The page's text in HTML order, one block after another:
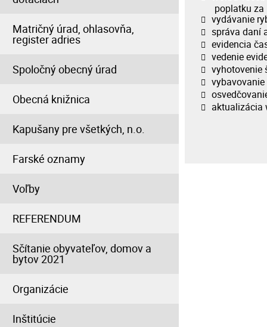
Matričný úrad, ohlasovňa,
register adries
Spoločný obecný úrad
Obecná knižnica
Kapušany pre všetkých, n.o.
Farské oznamy
Voľby
REFERENDUM
Sčítanie obyvateľov, domov a
bytov 2021
Organizácie
Inštitúcie
poplatku za
vydávanie
správa daní
evidencia
vedenie
vyhotovenie
aktualizácia